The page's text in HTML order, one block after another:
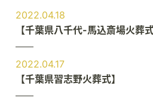
2022.04.18
【千葉県八千代-馬込斎場火葬式
2022.04.17
【千葉県習志野火葬式】